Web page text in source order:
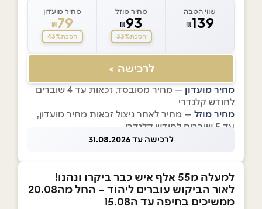
שווי הטבה
₪139
מחיר מוזל
₪93
חסכת33%
מחיר מועדון
₪79
חסכת43%
לרכישה >
מחיר מועדון
— מחיר מסובסד, זכאות עד 4 שוברים
לחודש קלנדרי
מחיר מוזל — מחיר לאחר ניצול זכאות מחיר מועדון,
עד 5 שוברים לחודש קלנדרי
לרכישה עד 31.08.2026
למעלה מ55 אלף איש כבר ביקרו ונהנו!
לאור הביקוש עוברים ליהוד – החל מה20.08
ממשיכים בחיפה עד ה15.08